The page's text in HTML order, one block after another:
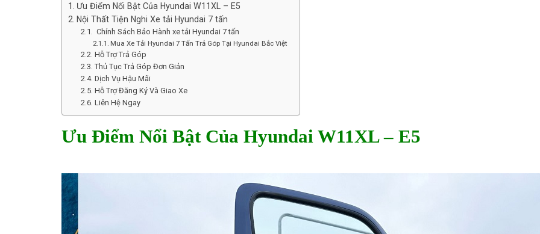
Ưu Điểm Nổi Bật Của Hyundai W11XL – E5
Nội Thất Tiện Nghi Xe tải Hyundai 7 tấn
Chính Sách Bảo Hành xe tải Hyundai 7 tấn
Mua Xe Tải Hyundai 7 Tấn Trả Góp Tại Hyundai Bắc Việt
Hỗ Trợ Trả Góp
Thủ Tục Trả Góp Đơn Giản
Dịch Vụ Hậu Mãi
Hỗ Trợ Đăng Ký Và Giao Xe
Liên Hệ Ngay
Ưu Điểm Nổi Bật Của Hyundai W11XL – E5